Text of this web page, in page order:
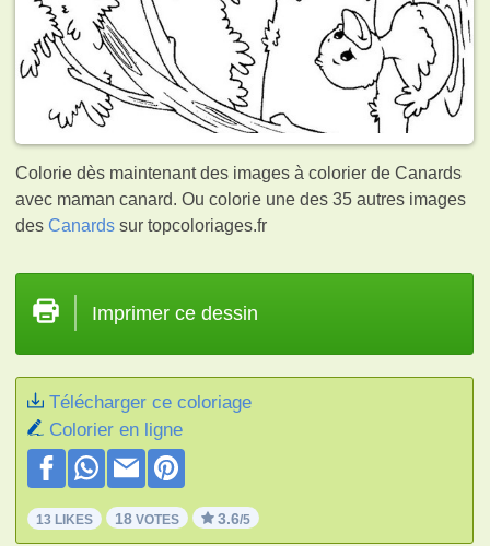
Colorie dès maintenant des images à colorier de Canards
avec maman canard. Ou colorie une des 35 autres images
desCanards sur topcoloriages.fr
Imprimer ce dessin
Télécharger ce coloriage
Colorier en ligne
13 LIKES 18 VOTES 3.6/5